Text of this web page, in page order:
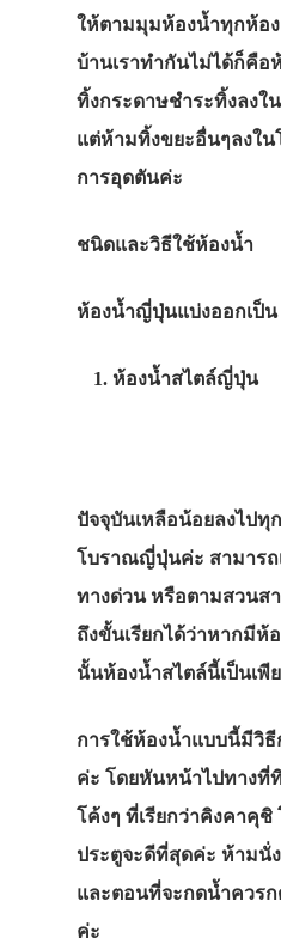
ให้ตามมุมห้องน้ำทุกห้อ
บ้านเราทำกันไม่ได้ก็คื
ทิ้งกระดาษชำระทิ้งลงใ
แต่ห้ามทิ้งขยะอื่นๆลงใน
การอุดตันค่ะ
ชนิดและวิธีใช้ห้องน้ำ
ห้องน้ำญี่ปุ่นแบ่งออกเป็น
ห้องน้ำสไตล์ญี่ปุ่น
ปัจจุบันเหลือน้อยลงไป
โบราณญี่ปุ่นค่ะ สามารถ
ทางด่วน หรือตามสวนส
ถึงขั้นเรียกได้ว่าหากมีห้
นั้นห้องน้ำสไตล์นี้เป็นเพี
การใช้ห้องน้ำแบบนี้มีวิธี
ค่ะ โดยหันหน้าไปทางที่
โค้งๆ ที่เรียกว่าคิงคาคุ
ประตูจะดีที่สุดค่ะ ห้ามนั่
และตอนที่จะกดน้ำควร
ค่ะ